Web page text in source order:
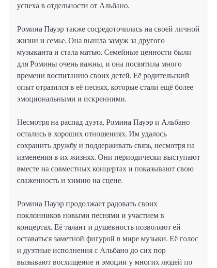
успеха в отдельности от Альбано.
Ромина Пауэр также сосредоточилась на своей личной
жизни и семье. Она вышла замуж за другого
музыканта и стала матью. Семейные ценности были
для Ромины очень важны, и она посвятила много
времени воспитанию своих детей. Её родительский
опыт отразился в её песнях, которые стали ещё более
эмоциональными и искренними.
Несмотря на распад дуэта, Ромина Пауэр и Альбано
остались в хороших отношениях. Им удалось
сохранить дружбу и поддерживать связь, несмотря на
изменения в их жизнях. Они периодически выступают
вместе на совместных концертах и показывают свою
слаженность и химию на сцене.
Ромина Пауэр продолжает радовать своих
поклонников новыми песнями и участием в
концертах. Её талант и душевность позволяют ей
оставаться заметной фигурой в мире музыки. Её голос
и дуэтные исполнения с Альбано до сих пор
вызывают восхищение и эмоции у многих людей по